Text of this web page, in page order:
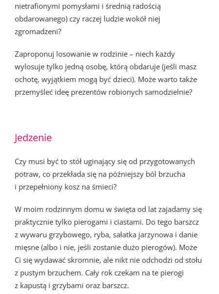
nietrafionymi pomysłami i średnią radością
obdarowanego) czy raczej ludzie wokół niej
zgromadzeni?
Zaproponuj losowanie w rodzinie – niech każdy
wylosuje tylko jedną osobę, którą obdaruje (jeśli masz
ochotę, wyjątkiem mogą być dzieci). Może warto także
przemyśleć ideę prezentów robionych samodzielnie?
Jedzenie
Czy musi być to stół uginający się od przygotowanych
potraw, co przekłada się na późniejszy ból brzucha
i przepełniony kosz na śmieci?
W moim rodzinnym domu w święta od lat zajadamy się
praktycznie tylko pierogami i ciastami. Do tego barszcz
z wywaru grzybowego, ryba, sałatka jarzynowa i danie
mięsne (albo i nie, jeśli zostanie dużo pierogów). Może
Ci się wydawać skromnie, ale nikt nie odchodzi od stołu
z pustym brzuchem. Cały rok czekam na te pierogi
z kapustą i grzybami oraz barszcz.